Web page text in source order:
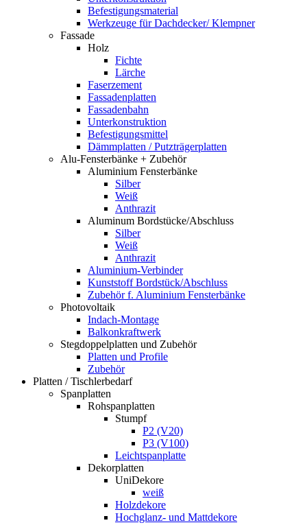
Befestigungsmaterial
Werkzeuge für Dachdecker/ Klempner
Fassade
Holz
Fichte
Lärche
Faserzement
Fassadenplatten
Fassadenbahn
Unterkonstruktion
Befestigungsmittel
Dämmplatten / Putzträgerplatten
Alu-Fensterbänke + Zubehör
Aluminium Fensterbänke
Silber
Weiß
Anthrazit
Aluminum Bordstücke/Abschluss
Silber
Weiß
Anthrazit
Aluminium-Verbinder
Kunststoff Bordstück/Abschluss
Zubehör f. Aluminium Fensterbänke
Photovoltaik
Indach-Montage
Balkonkraftwerk
Stegdoppelplatten und Zubehör
Platten und Profile
Zubehör
Platten / Tischlerbedarf
Spanplatten
Rohspanplatten
Stumpf
P2 (V20)
P3 (V100)
Leichtspanplatte
Dekorplatten
UniDekore
weiß
Holzdekore
Hochglanz- und Mattdekore